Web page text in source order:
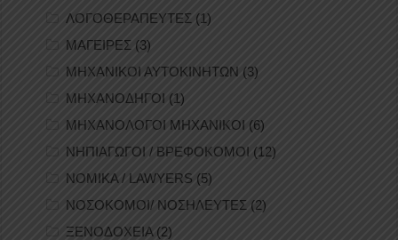
ΛΟΓΟΘΕΡΑΠΕΥΤΕΣ (1)
ΜΑΓΕΙΡΕΣ (3)
ΜΗΧΑΝΙΚΟΙ ΑΥΤΟΚΙΝΗΤΩΝ (3)
ΜΗΧΑΝΟΔΗΓΟΙ (1)
ΜΗΧΑΝΟΛΟΓΟΙ ΜΗΧΑΝΙΚΟΙ (6)
ΝΗΠΙΑΓΩΓΟΙ / ΒΡΕΦΟΚΟΜΟΙ (12)
ΝΟΜΙΚΑ / LAWYERS (5)
ΝΟΣΟΚΟΜΟΙ/ ΝΟΣΗΛΕΥΤΕΣ (2)
ΞΕΝΟΔΟΧΕΙΑ(2)